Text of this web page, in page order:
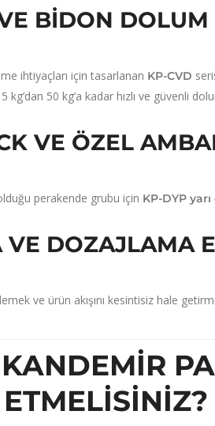
BIDON DOLUM
ihtiyaçları için tasarlanan KP-CVD
50 kg’a kadar hızlı ve güvenli
VE ÖZEL
perakende grubu için KP-DYP
VE DOZAJLAMA
ve ürün akışını kesintisiz hale